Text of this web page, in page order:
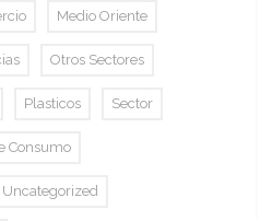
Medio Oriente
Otros Sectores
Plasticos Sector
Consumo
Uncategorized